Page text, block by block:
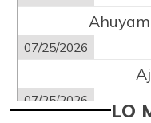
07/25/2026
07/25/2026 LO